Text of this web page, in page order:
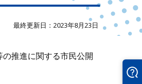
最終更新日：2023年8月23日
推進に関する市民公開